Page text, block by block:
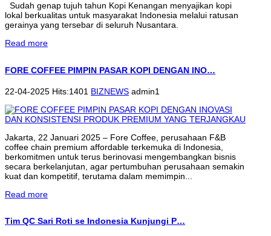
Sudah genap tujuh tahun Kopi Kenangan menyajikan kopi
lokal berkualitas untuk masyarakat Indonesia melalui ratusan
gerainya yang tersebar di seluruh Nusantara.
Read more
FORE COFFEE PIMPIN PASAR KOPI DENGAN INO…
22-04-2025 Hits:1401 BIZNEWS admin1
Jakarta, 22 Januari 2025 – Fore Coffee, perusahaan F&B
coffee chain premium affordable terkemuka di Indonesia,
berkomitmen untuk terus berinovasi mengembangkan bisnis
secara berkelanjutan, agar pertumbuhan perusahaan semakin
kuat dan kompetitif, terutama dalam memimpin...
Read more
Tim QC Sari Roti se Indonesia Kunjungi P…